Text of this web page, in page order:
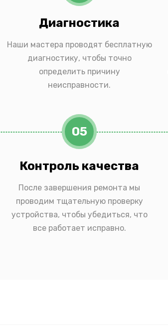
Диагностика
Наши мастера проводят бесплатную
диагностику, чтобы точно
определить причину
неисправности.
05
Контроль качества
После завершения ремонта мы
проводим тщательную проверку
устройства, чтобы убедиться, что
все работает исправно.